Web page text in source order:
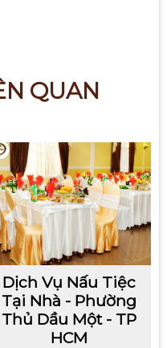
QUAN
Dịch Vụ Nấu Tiệc
Tại Nhà - Phường
Thủ Dầu Một - TP
HCM